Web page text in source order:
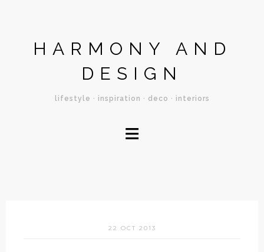
HARMONY AND
DESIGN
lifestyle · inspiration · deco · interiors
≡
22 OCT 2013